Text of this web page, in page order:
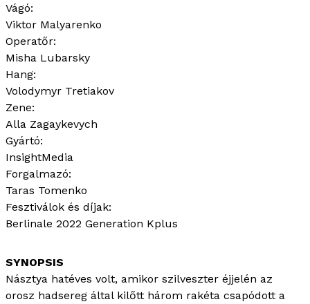
Vágó:
Viktor Malyarenko
Operatőr:
Misha Lubarsky
Hang:
Volodymyr Tretiakov
Zene:
Alla Zagaykevych
Gyártó:
InsightMedia
Forgalmazó:
Taras Tomenko
Fesztiválok és díjak:
Berlinale 2022 Generation Kplus
Násztya hatéves volt, amikor szilveszter éjjelén az
orosz hadsereg által kilőtt három rakéta csapódott a